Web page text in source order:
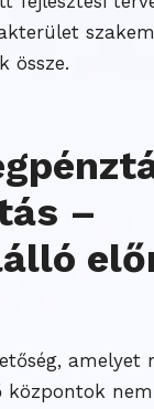
össze.
–
amelyet
központok nem